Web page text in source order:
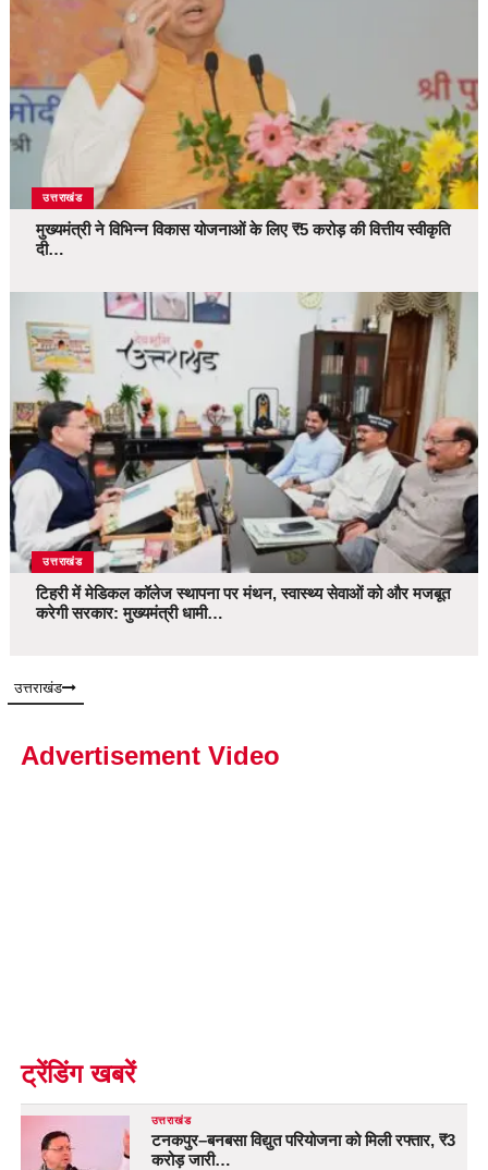
उत्तराखंड
मुख्यमंत्री ने विभिन्न विकास योजनाओं के लिए ₹5 करोड़ की वित्तीय स्वीकृति
दी…
उत्तराखंड
टिहरी में मेडिकल कॉलेज स्थापना पर मंथन, स्वास्थ्य सेवाओं को और मजबूत
करेगी सरकार: मुख्यमंत्री धामी…
उत्तराखंड
Advertisement Video
ट्रेंडिंग खबरें
उत्तराखंड
टनकपुर–बनबसा विद्युत परियोजना को मिली रफ्तार, ₹3
करोड़ जारी…